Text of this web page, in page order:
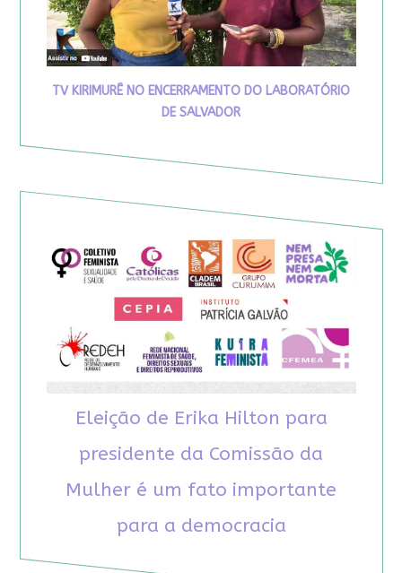
TV KIRIMURÊ NO ENCERRAMENTO DO LABORATÓRIO
DE SALVADOR
Eleição de Erika Hilton para
presidente da Comissão da
Mulher é um fato importante
para a democracia